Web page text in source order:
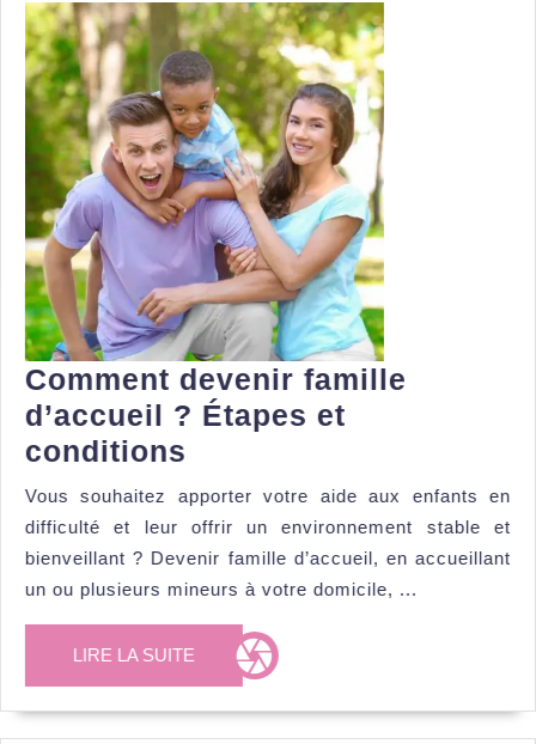
Comment devenir famille
d’accueil ? Étapes et
conditions
devenir
famille
d’accueil
?
Étapes
et
Vous souhaitez apporter votre aide aux enfants en
difficulté et leur offrir un environnement stable et
bienveillant ? Devenir famille d’accueil, en accueillant
un ou plusieurs mineurs à votre domicile, ...
LIRE LA SUITE
SUITE